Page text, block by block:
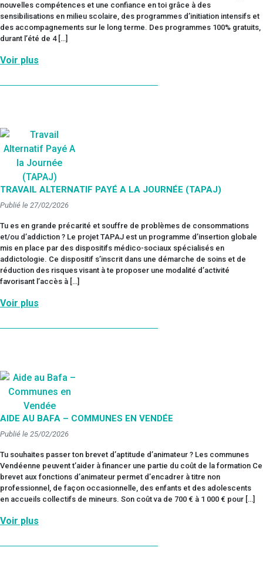
nouvelles compétences et une confiance en toi grâce à des
sensibilisations en milieu scolaire, des programmes d’initiation intensifs et
des accompagnements sur le long terme. Des programmes 100% gratuits,
durant l’été de 4 […]
Voir plus
TRAVAIL ALTERNATIF PAYÉ A LA JOURNÉE (TAPAJ)
Publié le 27/02/2026
Tu es en grande précarité et souffre de problèmes de consommations
et/ou d’addiction ? Le projet TAPAJ est un programme d’insertion globale
mis en place par des dispositifs médico-sociaux spécialisés en
addictologie. Ce dispositif s’inscrit dans une démarche de soins et de
réduction des risques visant à te proposer une modalité d’activité
favorisant l’accès à […]
Voir plus
AIDE AU BAFA – COMMUNES EN VENDÉE
Publié le 25/02/2026
Tu souhaites passer ton brevet d’aptitude d’animateur ? Les communes
Vendéenne peuvent t’aider à financer une partie du coût de la formation Ce
brevet aux fonctions d’animateur permet d’encadrer à titre non
professionnel, de façon occasionnelle, des enfants et des adolescents
en accueils collectifs de mineurs. Son coût va de 700 € à 1 000 € pour […]
Voir plus